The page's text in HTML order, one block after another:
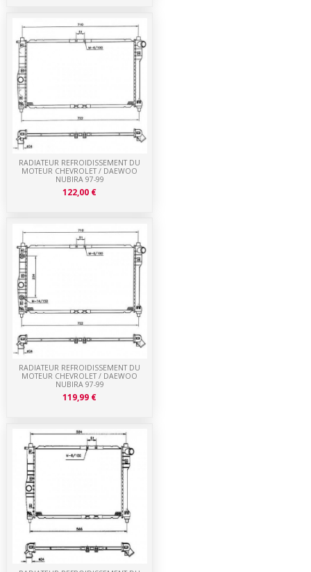
RADIATEUR REFROIDISSEMENT DU
MOTEUR CHEVROLET / DAEWOO
NUBIRA 97-99
119,99 €
RADIATEUR REFROIDISSEMENT DU
MOTEUR CHEVROLET / DAEWOO
NUBIRA 97-99
122,00 €